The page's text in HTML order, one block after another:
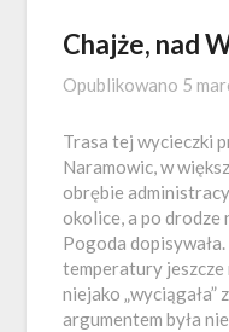
Chajże, nad
Opublikowano 5
Trasa tej wycieczki
Naramowic, w
obrębie
okolice, a po
Pogoda
temperatury jeszcze
niejako „wyciągała”
argumentem była